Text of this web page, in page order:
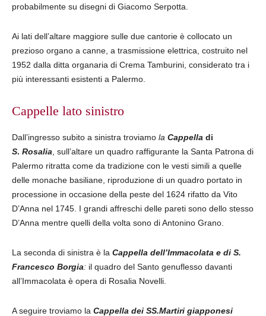
probabilmente su disegni di Giacomo Serpotta.
Ai lati dell’altare maggiore sulle due cantorie è collocato un
prezioso organo a canne, a trasmissione elettrica, costruito nel
1952 dalla ditta organaria di Crema Tamburini, considerato tra i
più interessanti esistenti a Palermo.
Cappelle lato sinistro
Dall’ingresso subito a sinistra troviamo la Cappella di
S. Rosalia , sull’altare un quadro raffigurante la Santa Patrona di
Palermo ritratta come da tradizione con le vesti simili a quelle
delle monache basiliane, riproduzione di un quadro portato in
processione in occasione della peste del 1624 rifatto da Vito
D’Anna nel 1745. I grandi affreschi delle pareti sono dello stesso
D’Anna mentre quelli della volta sono di Antonino Grano.
La seconda di sinistra è la Cappella dell’Immacolata e di S.
Francesco Borgia: il quadro del Santo genuflesso davanti
all’Immacolata è opera di Rosalia Novelli.
A seguire troviamo la Cappella dei SS.Martiri giapponesi